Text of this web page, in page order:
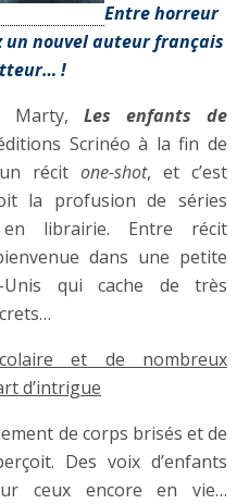
Entre horreur
nouvel auteur français
!
Marty, Les enfants de
Scrinéo à la fin de
récit one-shot, et c’est
la profusion de séries
librairie. Entre récit
dans une petite
Unis qui cache de très
et de nombreux
d’intrigue
de corps brisés et de
Des voix d’enfants
ceux encore en vie…